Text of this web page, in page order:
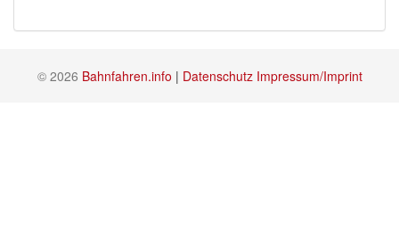
© 2026 Bahnfahren.info | Datenschutz Impressum/Imprint